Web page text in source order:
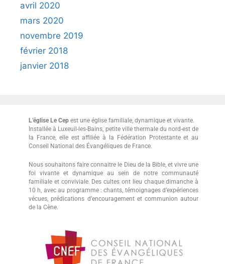
avril 2020
mars 2020
novembre 2019
février 2018
janvier 2018
L’église Le Cep est une église familiale, dynamique et vivante.
Installée à Luxeuil-les-Bains, petite ville thermale du nord-est de
la France, elle est affiliée à la Fédération Protestante et au
Conseil National des Évangéliques de France.
Nous souhaitons faire connaitre le Dieu de la Bible, et vivre une
foi vivante et dynamique au sein de notre communauté
familiale et conviviale. Des cultes ont lieu chaque dimanche à
10 h, avec au programme : chants, témoignages d’expériences
vécues, prédications d’encouragement et communion autour
de la Cène.